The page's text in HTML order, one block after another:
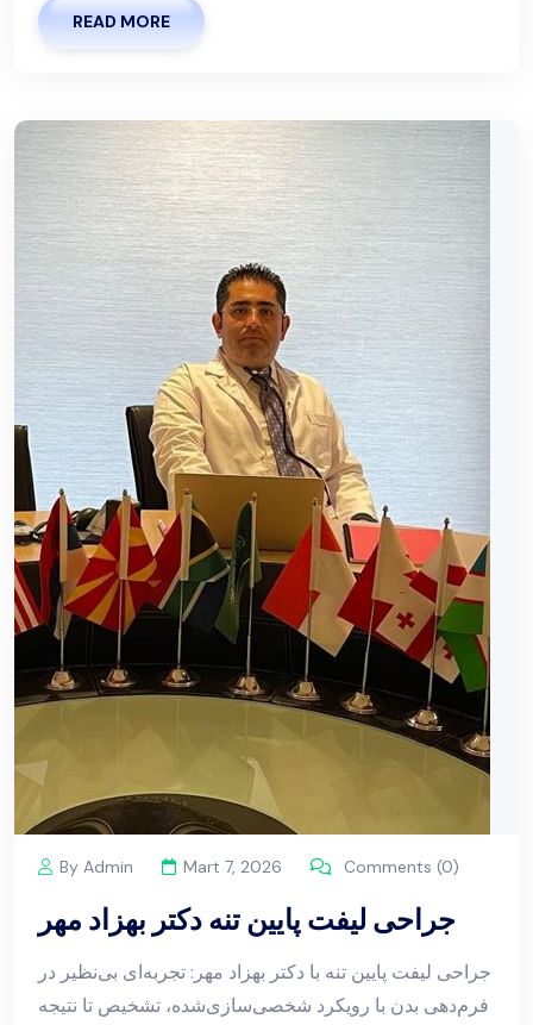
READ MORE
By Admin Mart 7, 2026 Comments (0)
جراحی لیفت پایین تنه دکتر بهزاد مهر
جراحی لیفت پایین تنه با دکتر بهزاد مهر: تجربه‌ای بی‌نظیر در
فرم‌دهی بدن با رویکرد شخصی‌سازی‌شده، تشخیص تا نتیجه